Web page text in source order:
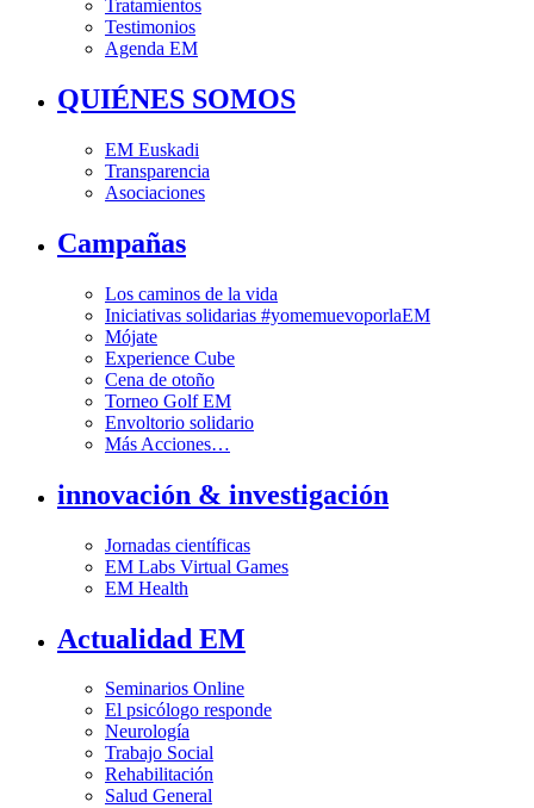
Tratamientos
Testimonios
Agenda EM
QUIÉNES SOMOS
EM Euskadi
Transparencia
Asociaciones
Campañas
Los caminos de la vida
Iniciativas solidarias #yomemuevoporlaEM
Mójate
Experience Cube
Cena de otoño
Torneo Golf EM
Envoltorio solidario
Más Acciones…
innovación & investigación
Jornadas científicas
EM Labs Virtual Games
EM Health
Actualidad EM
Seminarios Online
El psicólogo responde
Neurología
Trabajo Social
Rehabilitación
Salud General